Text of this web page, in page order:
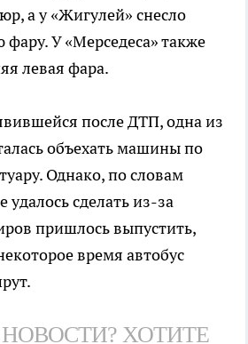
а у «Жигулей» снесло
У «Мерседеса» также
левая фара.
после ДТП, одна из
объехать машины по
Однако, по словам
удалось сделать из-за
пришлось выпустить,
время автобус
НОВОСТИ? ХОТИТЕ